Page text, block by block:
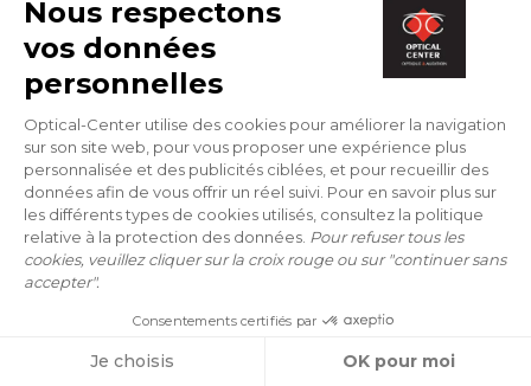
RAY-BAN
RX 6355 2994 50/20
118 €